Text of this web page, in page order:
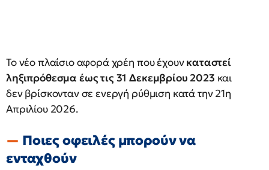
Το νέο πλαίσιο αφορά χρέη που έχουνκαταστεί
ληξιπρόθεσμα έως τις 31 Δεκεμβρίου 2023 και
δεν βρίσκονταν σε ενεργή ρύθμιση κατά την 21η
Απριλίου 2026.
Ποιες οφειλές μπορούν να
ενταχθούν